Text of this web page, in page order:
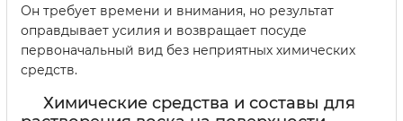
Он требует времени и внимания, но результат
оправдывает усилия и возвращает посуде
первоначальный вид без неприятных химических
средств.
Химические средства и составы для